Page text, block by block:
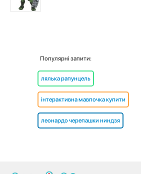
Популярні запити:
лялька рапунцель
інтерактивна мавпочка купити
леонардо черепашки ниндзя